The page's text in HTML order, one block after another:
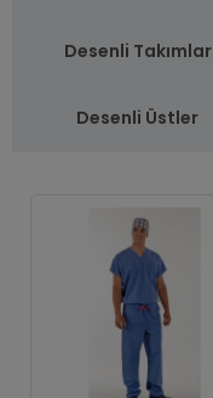
Desenli Takımlar
Desenli Üstler